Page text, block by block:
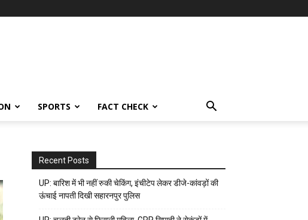
SPORTS FACT CHECK
Recent Posts
UP: बारिश में भी नहीं रुकी चेकिंग, इंचीटेप लेकर डीजे-कांवड़ों की
ऊंचाई नापती दिखी सहारनपुर पुलिस